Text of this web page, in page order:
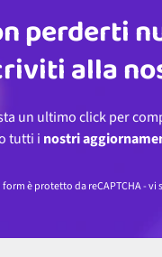
email
perderti
alla
un ultimo click per
tutti i nostri
è protetto da reCAPTCHA - vi